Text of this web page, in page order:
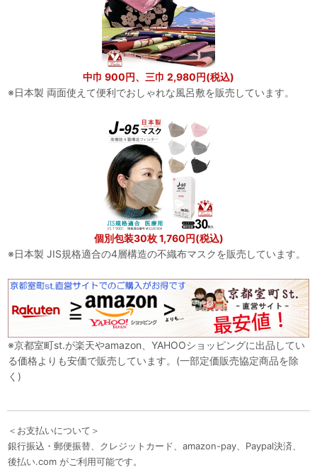
中巾 900円、三巾 2,980円(税込)
※日本製 両面使えて便利でおしゃれな風呂敷を販売しています。
個別包装30枚 1,760円(税込)
※日本製 JIS規格適合の4層構造の不織布マスクを販売しています。
※京都室町st.が楽天やamazon、YAHOOショッピングに出品してい
る価格よりも安価で販売しています。(一部定価販売協定商品を除
く)
＜お支払いについて＞
銀行振込・郵便振替、クレジットカード、amazon-pay、Paypal決済、
後払い.com がご利用可能です。